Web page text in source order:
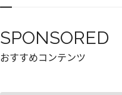
SPONSORED
おすすめコンテンツ